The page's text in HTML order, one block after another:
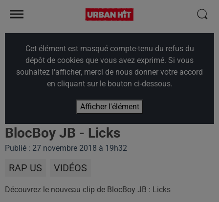
Cet élément est masqué compte-tenu du refus du
dépôt de cookies que vous avez exprimé. Si vous
souhaitez l'afficher, merci de nous donner votre accord
en cliquant sur le bouton ci-dessous.
Afficher l'élément
BlocBoy JB - Licks
Publié : 27 novembre 2018 à 19h32
RAP US VIDÉOS
Découvrez le nouveau clip de BlocBoy JB : Licks